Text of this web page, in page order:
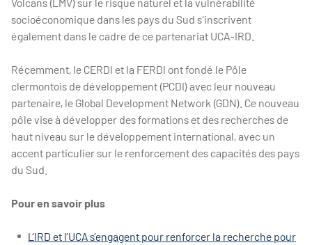
socioéconomique dans les pays du Sud s'inscrivent
également dans le cadre de ce partenariat UCA-IRD.
Récemment, le CERDI et la FERDI ont fondé le Pôle
clermontois de développement (PCDI) avec leur nouveau
partenaire, le Global Development Network (GDN). Ce nouveau
pôle vise à développer des formations et des recherches de
haut niveau sur le développement international, avec un
accent particulier sur le renforcement des capacités des pays
du Sud.
Pour en savoir plus
L’IRD et l’UCA s’engagent pour renforcer la recherche pour